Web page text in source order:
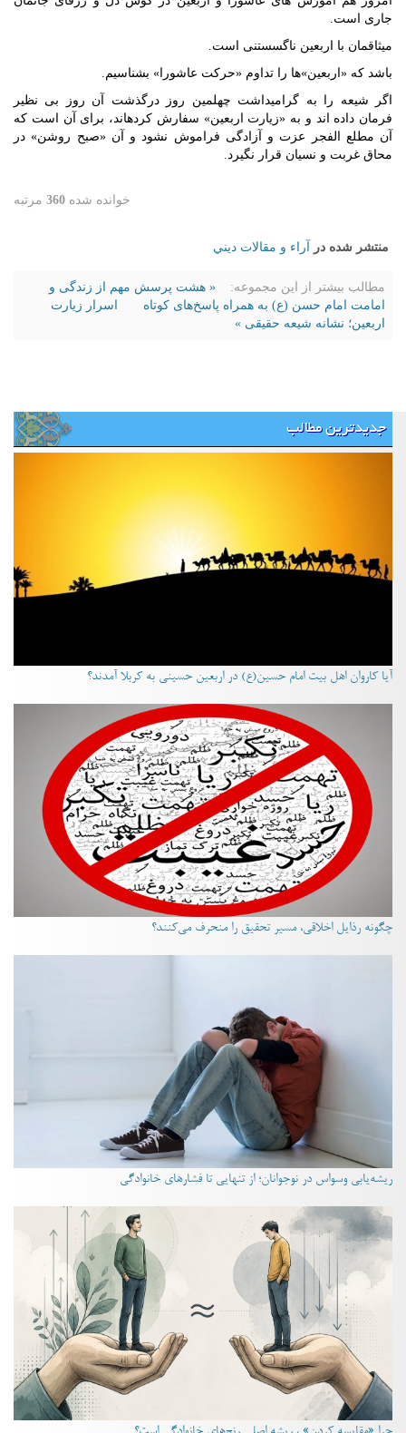
جاری است.
میثاق‏مان با اربعین ناگسستنی است.
باشد که «اربعین»ها را تداوم «حرکت عاشورا» بشناسیم.
اگر شیعه را به گرامیداشت چهلمین روز درگذشت آن روز بی‏ نظیر
فرمان داده‏ اند و به «زیارت اربعین» سفارش کرده‏اند، برای آن است که
آن مطلع‏ الفجر عزت و آزادگی فراموش نشود و آن «صبح روشن» در
محاق غربت و نسیان قرار نگیرد.
خوانده شده 360 مرتبه
منتشر شده در آراء و مقالات ديني
مطالب بیشتر از این مجموعه:
« هشت پرسش مهم از زندگی و
امامت امام حسن (ع) به همراه پاسخ‌های کوتاه
اسرار زیارت
اربعین؛ نشانه شیعه حقیقی »
جدیدترین مطالب
آیا کاروان اهل بیت امام حسین(ع) در اربعین حسینی به کربلا آمدند؟
چگونه رذایل اخلاقی، مسیر تحقیق را منحرف می‌کنند؟
ریشه‌یابی وسواس در نوجوانان؛ از تنهایی تا فشارهای خانوادگی